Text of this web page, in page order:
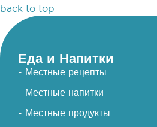
back to top
Еда и Напитки
- Местные рецепты
- Местные напитки
- Местные продукты